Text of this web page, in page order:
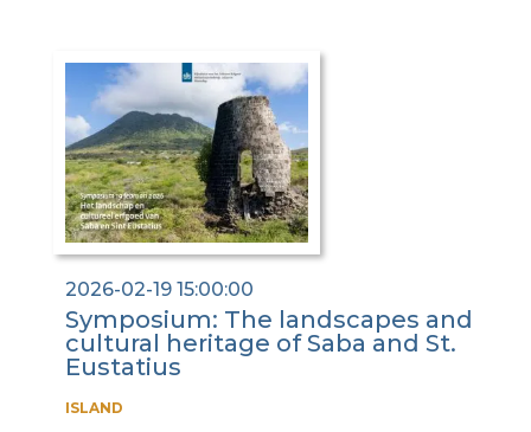
2026-02-19 15:00:00
Symposium: The landscapes and
cultural heritage of Saba and St.
Eustatius
ISLAND